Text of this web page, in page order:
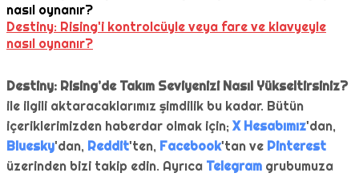
Destiny: Rising'i kontrolcüyle veya fare ve klavyeyle
nasıl oynanır?
Destiny: Rising’de Takım Seviyenizi Nasıl Yükseltirsiniz?
ile ilgili aktaracaklarımız şimdilik bu kadar. Bütün
içeriklerimizden haberdar olmak için; X Hesabımız'dan,
Bluesky'dan, Reddit'ten, Facebook'tan ve Pinterest
üzerinden bizi takip edin. Ayrıca Telegram grubumuza